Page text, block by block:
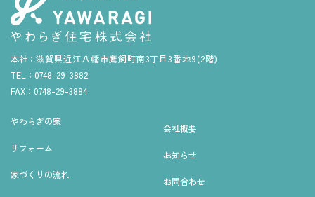
本社： 滋賀県近江八幡市鷹飼町南3丁目3番地9(2階)
TEL： 0748-29-3882
FAX： 0748-29-3884
やわらぎの家
リフォーム
家づくりの流れ
会社概要
お知らせ
お問合わせ